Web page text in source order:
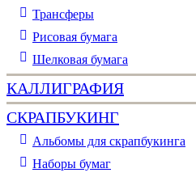
Трансферы
Рисовая бумага
Шелковая бумага
КАЛЛИГРАФИЯ
СКРАПБУКИНГ
Альбомы для скрапбукинга
Наборы бумаг